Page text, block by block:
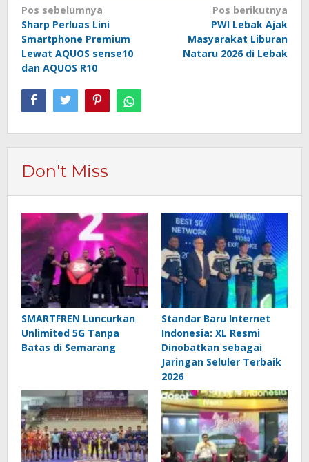
Navigasi
pos
Pos sebelumnya
Sharp Perluas Lini
Smartphone Premium
Lewat AQUOS sense10
dan AQUOS R10
Pos berikutnya
PWI Lebak Ajak
Masyarakat Liburan
Nataru 2026 di Lebak
Don't Miss
SMARTFREN Luncurkan
Unlimited 5G Tanpa
Batas di Semarang
Standar Baru Internet
Indonesia: XL Resmi
Dinobatkan sebagai
Jaringan Seluler Terbaik
2026